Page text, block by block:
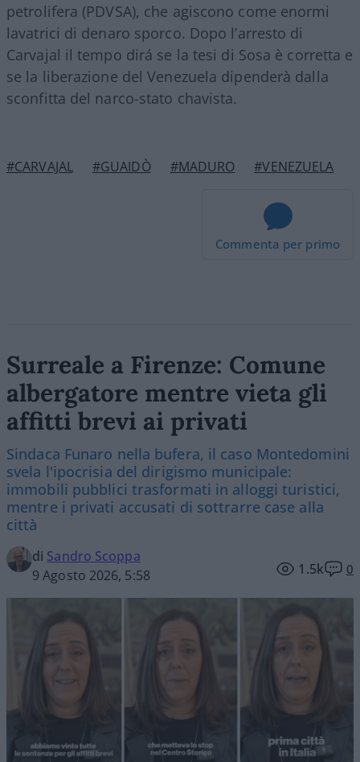
petrolifera (PDVSA), che agiscono come enormi
lavatrici di denaro sporco. Dopo l’arresto di
Carvajal il tempo dirá se la tesi di Sosa è corretta e
se la liberazione del Venezuela dipenderà dalla
sconfitta del narco-stato chavista.
#CARVAJAL #GUAIDÒ #MADURO #VENEZUELA
Commenta per primo
Surreale a Firenze: Comune
albergatore mentre vieta gli
affitti brevi ai privati
Sindaca Funaro nella bufera, il caso Montedomini
svela l'ipocrisia del dirigismo municipale:
immobili pubblici trasformati in alloggi turistici,
mentre i privati accusati di sottrarre case alla
città
di Sandro Scoppa
9 Agosto 2026, 5:58
1.5k 0